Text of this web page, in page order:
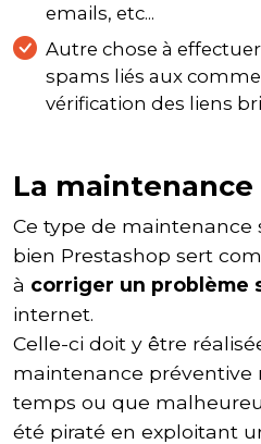
emails, etc...
Autre chose à
spams liés aux
vérification des liens
La
Ce type de maintenance
bien Prestashop sert
à corriger un problème
internet.
Celle-ci doit y être
maintenance préventive
temps ou que
été piraté en exploitant